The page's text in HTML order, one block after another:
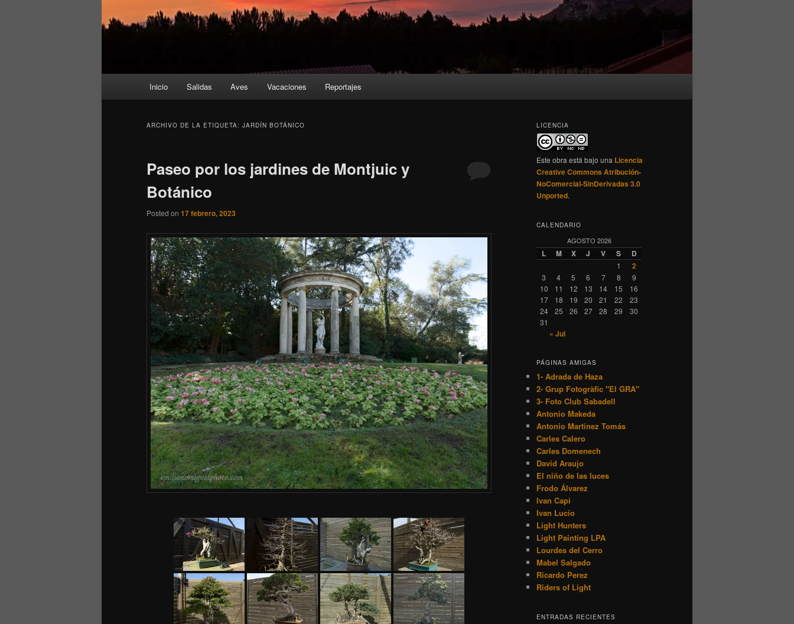
Inicio Salidas Aves Vacaciones Reportajes
ARCHIVO DE LA ETIQUETA: JARDÍN BOTÁNICO
Paseo por los jardines de Montjuic y
Botánico
Posted on 17 febrero, 2023
LICENCIA
Este obra está bajo una Licencia
Creative Commons Atribución-
NoComercial-SinDerivadas 3.0
Unported.
CALENDARIO
AGOSTO 2026
L M X J V S D
1 2
3 4 5 6 7 8
9
10
11 12 13 14 15
16
17
18 19 20 21 22
23
24
25 26 27 28 29
30
31
« Jul
PÁGINAS AMIGAS
1- Adrada de Haza
2- Grup Fotogràfic "El GRA"
3- Foto Club Sabadell
Antonio Makeda
Antonio Martínez Tomás
Carles Calero
Carles Domenech
David Araujo
El niño de las luces
Frodo Álvarez
Ivan Capi
Ivan Lucío
Light Hunters
Light Painting LPA
Lourdes del Cerro
Mabel Salgado
Ricardo Perez
Riders of Light
ENTRADAS RECIENTES